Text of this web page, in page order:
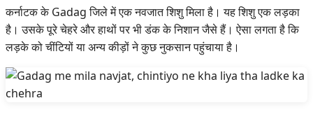
कर्नाटक के Gadag जिले में एक नवजात शिशु मिला है। यह शिशु एक लड़का
है। उसके पूरे चेहरे और हाथों पर भी डंक के निशान जैसे हैं। ऐसा लगता है कि
लड़के को चींटियों या अन्य कीड़ों ने कुछ नुकसान पहुंचाया है।